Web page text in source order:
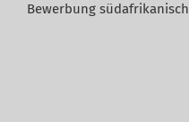
Bewerbung